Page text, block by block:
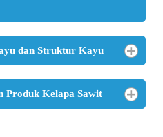
dan Struktur Kayu
Produk Kelapa Sawit